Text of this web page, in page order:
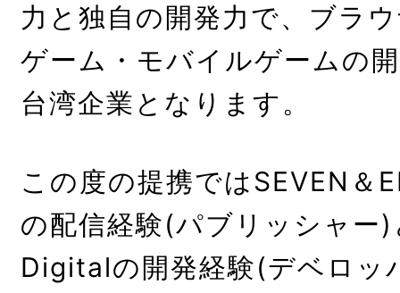
力と独自の開発力で、ブラ
ゲーム・モバイルゲームの
台湾企業となります。
この度の提携ではSEVEN＆
の配信経験(パブリッシャー
Digitalの開発経験(デベロッ